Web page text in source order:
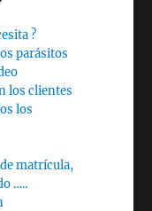
?
parásitos
los clientes
los
matrícula,
…..